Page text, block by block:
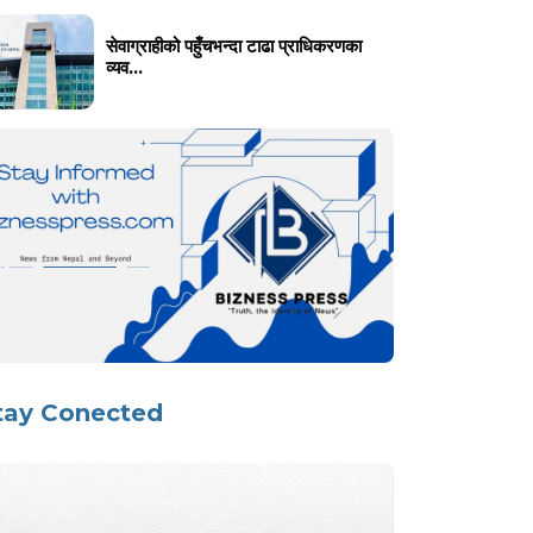
सेवाग्राहीको पहुँचभन्दा टाढा प्राधिकरणका
व्यव...
Conected